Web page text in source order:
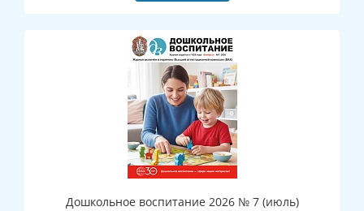
Дошкольное воспитание 2026 № 7 (июль)